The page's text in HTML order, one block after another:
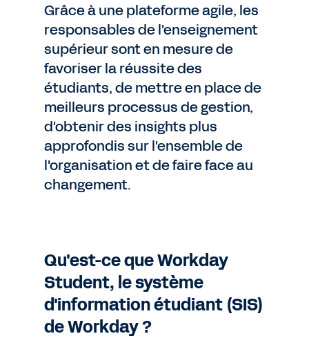
Grâce à une plateforme agile, les
responsables de l'enseignement
supérieur sont en mesure de
favoriser la réussite des
étudiants, de mettre en place de
meilleurs processus de gestion,
d'obtenir des insights plus
approfondis sur l'ensemble de
l'organisation et de faire face au
changement.
Qu'est-ce que Workday
Student, le système
d'information étudiant (SIS)
de Workday ?